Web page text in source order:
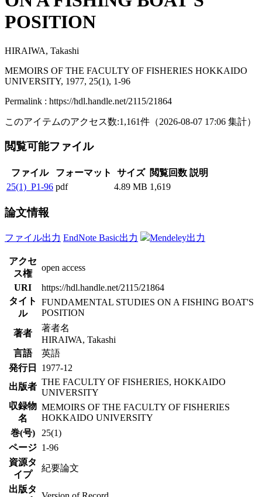
POSITION
HIRAIWA, Takashi
MEMOIRS OF THE FACULTY OF FISHERIES HOKKAIDO
UNIVERSITY, 1977, 25(1), 1-96
Permalink : https://hdl.handle.net/2115/21864
このアイテムのアクセス数:1,161件 （2026-08-07 17:06 集計）
閲覧可能ファイル
ファイル フォーマット サイズ 閲覧回数 説明
25(1)_P1-96 pdf 4.89 MB 1,619
論文情報
ファイル出力 EndNote Basic出力 Mendeley出力
アクセ
ス権
open access
URI
https://hdl.handle.net/2115/21864
タイト
ル
FUNDAMENTAL STUDIES ON A FISHING BOAT'S
POSITION
著者
著者名
HIRAIWA, Takashi
言語
英語
発行日
1977-12
出版者 THE FACULTY OF FISHERIES, HOKKAIDO
UNIVERSITY
収録物
名
MEMOIRS OF THE FACULTY OF FISHERIES
HOKKAIDO UNIVERSITY
巻(号)
25(1)
ページ 1-96
資源タ
イプ
紀要論文
出版タ